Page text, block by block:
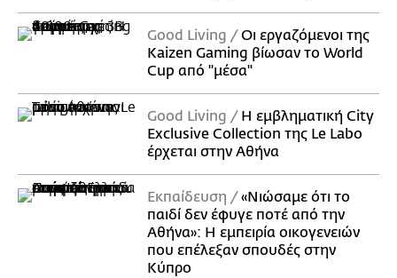
Good Living
Οι εργαζόμενοι της
Kaizen Gaming βίωσαν το World
Cup από "μέσα"
Good Living
Η εμβληματική City
Exclusive Collection της Le Labo
έρχεται στην Αθήνα
Εκπαίδευση
«Νιώσαμε ότι το
παιδί δεν έφυγε ποτέ από την
Αθήνα»: Η εμπειρία οικογενειών
που επέλεξαν σπουδές στην
Κύπρο